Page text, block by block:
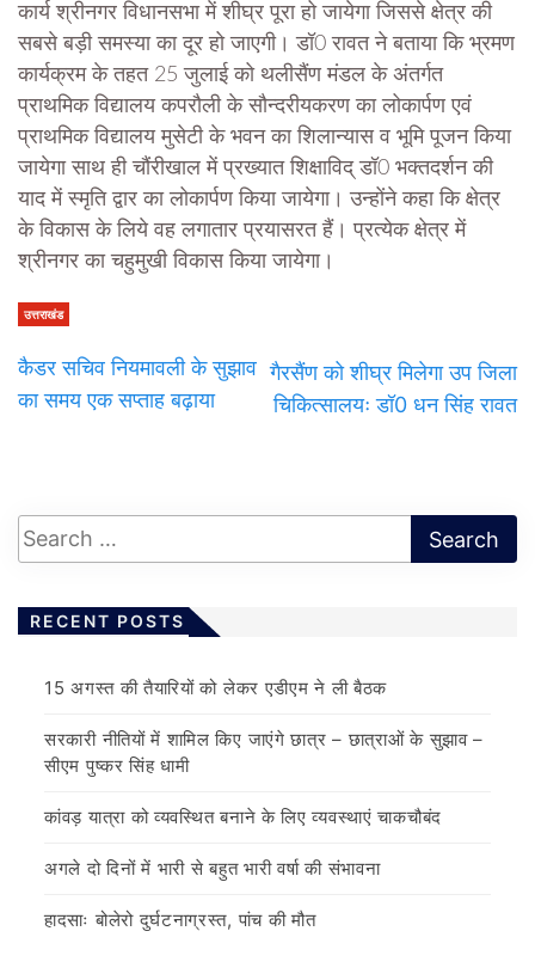
कार्य श्रीनगर विधानसभा में शीघ्र पूरा हो जायेगा जिससे क्षेत्र की
सबसे बड़ी समस्या का दूर हो जाएगी। डॉ0 रावत ने बताया कि भ्रमण
कार्यक्रम के तहत 25 जुलाई को थलीसैंण मंडल के अंतर्गत
प्राथमिक विद्यालय कपरौली के सौन्दरीयकरण का लोकार्पण एवं
प्राथमिक विद्यालय मुसेटी के भवन का शिलान्यास व भूमि पूजन किया
जायेगा साथ ही चौंरीखाल में प्रख्यात शिक्षाविद् डॉ0 भक्तदर्शन की
याद में स्मृति द्वार का लोकार्पण किया जायेगा। उन्होंने कहा कि क्षेत्र
के विकास के लिये वह लगातार प्रयासरत हैं। प्रत्येक क्षेत्र में
श्रीनगर का चहुमुखी विकास किया जायेगा।
उत्तराखंड
कैडर सचिव नियमावली के सुझाव
का समय एक सप्ताह बढ़ाया
गैरसैंण को शीघ्र मिलेगा उप जिला
चिकित्सालयः डॉ0 धन सिंह रावत
RECENT POSTS
15 अगस्त की तैयारियों को लेकर एडीएम ने ली बैठक
सरकारी नीतियों में शामिल किए जाएंगे छात्र – छात्राओं के सुझाव –
सीएम पुष्कर सिंह धामी
कांवड़ यात्रा को व्यवस्थित बनाने के लिए व्यवस्थाएं चाकचौबंद
अगले दो दिनों में भारी से बहुत भारी वर्षा की संभावना
हादसाः बोलेरो दुर्घटनाग्रस्त, पांच की मौत